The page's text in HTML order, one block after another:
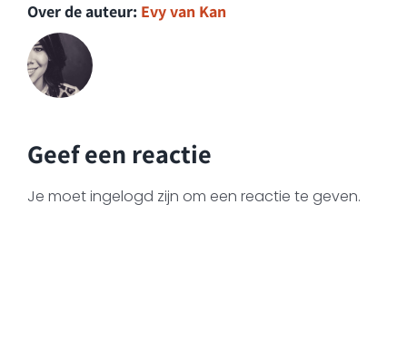
Over de auteur: Evy van Kan
Geef een reactie
Je moet ingelogd zijn om een reactie te geven.